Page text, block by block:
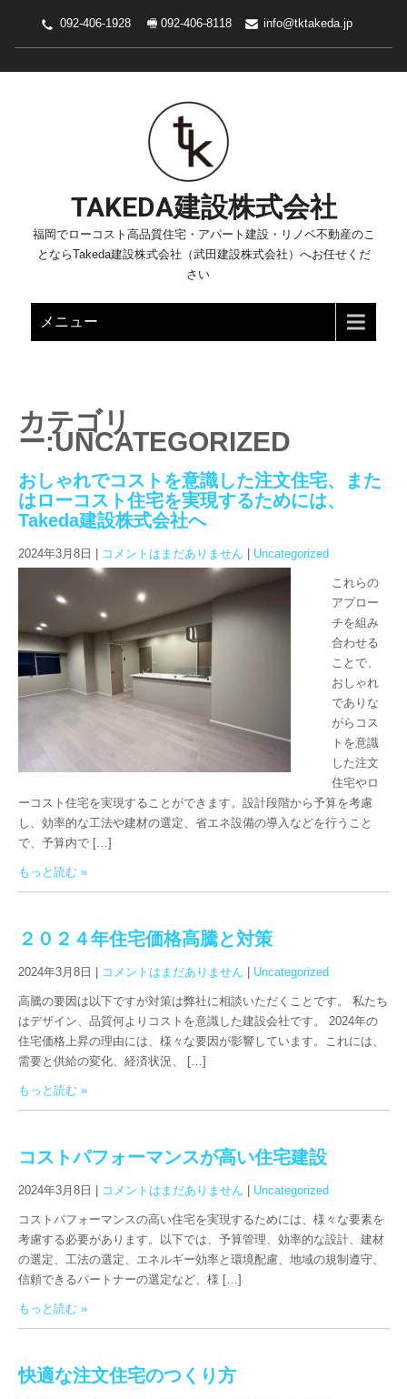
092-406-1928 🖷 092-406-8118 info@tktakeda.jp
TAKEDA建設株式会社
福岡でローコスト高品質住宅・アパート建設・リノベ不動産のこ
とならTakeda建設株式会社（武田建設株式会社）へお任せくだ
さい
メニュー
カテゴリ
ー:UNCATEGORIZED
おしゃれでコストを意識した注文住宅、また
はローコスト住宅を実現するためには、
Takeda建設株式会社へ
2024年3月8日 コメントはまだありません Uncategorized
これらの
アプロー
チを組み
合わせる
ことで、
おしゃれ
でありな
がらコス
トを意識
した注文
住宅やロ
ーコスト住宅を実現することができます。設計段階から予算を考慮
し、効率的な工法や建材の選定、省エネ設備の導入などを行うこと
で、予算内で […]
もっと読む »
２０２４年住宅価格高騰と対策
2024年3月8日 コメントはまだありません Uncategorized
高騰の要因は以下ですが対策は弊社に相談いただくことです。 私たち
はデザイン、品質何よりコストを意識した建設会社です。 2024年の
住宅価格上昇の理由には、様々な要因が影響しています。これには、
需要と供給の変化、経済状況、 […]
もっと読む »
コストパフォーマンスが高い住宅建設
2024年3月8日 コメントはまだありません Uncategorized
コストパフォーマンスの高い住宅を実現するためには、様々な要素を
考慮する必要があります。以下では、予算管理、効率的な設計、建材
の選定、工法の選定、エネルギー効率と環境配慮、地域の規制遵守、
信頼できるパートナーの選定など、様 […]
もっと読む »
快適な注文住宅のつくり方